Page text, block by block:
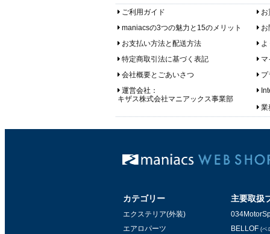
ご利用ガイド
お
maniacsの3つの魅力と15のメリット
お
お支払い方法と配送方法
よ
特定商取引法に基づく表記
マ
会社概要とごあいさつ
プ
運営会社：
キザス株式会社マニアックス事業部
業
カテゴリー
エクステリア(外装)
エアロパーツ
主要取扱
BELLOF (ベ